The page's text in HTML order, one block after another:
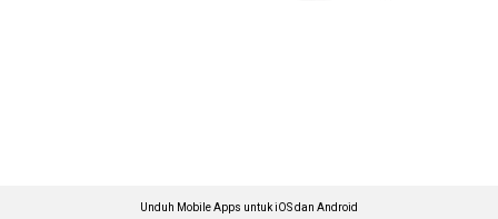
Unduh Mobile Apps untuk iOS dan Android